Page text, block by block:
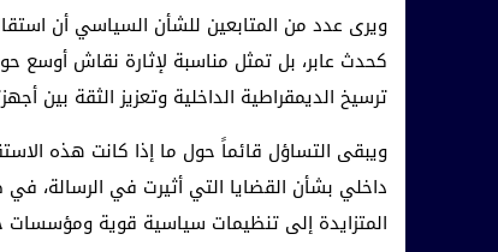
ويرى عدد من المتابعين للشأن السياسي أن
كحدث عابر، بل تمثل مناسبة لإثارة نقاش أوسع
ترسيخ الديمقراطية الداخلية وتعزيز الثقة بين
ويبقى التساؤل قائماً حول ما إذا كانت هذه
داخلي بشأن القضايا التي أثيرت في الرسالة،
المتزايدة إلى تنظيمات سياسية قوية ومؤسسات